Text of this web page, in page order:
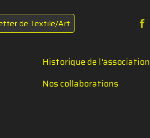
de Textile/Art
Historique de l'association
Nos collaborations